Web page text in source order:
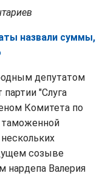
назвали суммы,
депутатом
"Слуга
Комитета по
таможенной
созыве
нардепа Валерия